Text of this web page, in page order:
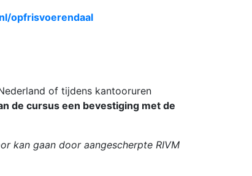
opfrisvoerendaal
of tijdens kantooruren
de cursus een bevestiging met de
kan gaan door aangescherpte RIVM